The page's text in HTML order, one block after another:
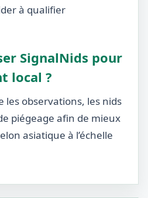
à qualifier
SignalNids pour
local ?
les observations, les nids
piégeage afin de mieux
asiatique à l’échelle